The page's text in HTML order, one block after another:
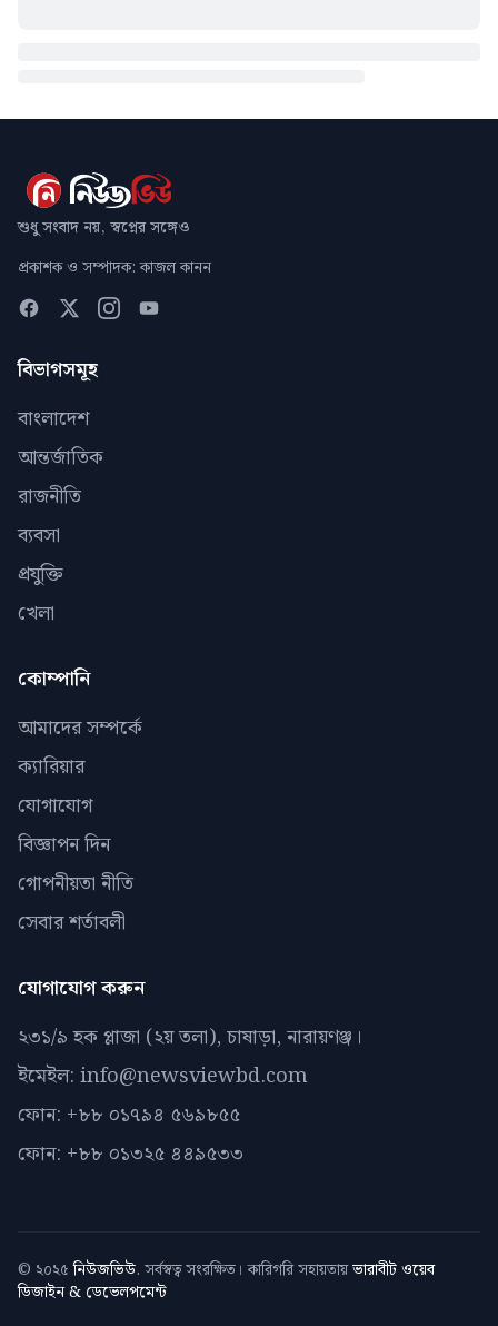
শুধু সংবাদ নয়, স্বপ্নের সঙ্গেও
প্রকাশক ও সম্পাদক: কাজল কানন
বিভাগসমূহ
বাংলাদেশ
আন্তর্জাতিক
রাজনীতি
ব্যবসা
প্রযুক্তি
খেলা
কোম্পানি
আমাদের সম্পর্কে
ক্যারিয়ার
যোগাযোগ
বিজ্ঞাপন দিন
গোপনীয়তা নীতি
সেবার শর্তাবলী
যোগাযোগ করুন
২৩১/৯ হক প্লাজা (২য় তলা), চাষাড়া, নারায়ণঞ্জ।
ইমেইল: info@newsviewbd.com
ফোন: +৮৮ ০১৭৯৪ ৫৬৯৮৫৫
ফোন: +৮৮ ০১৩২৫ ৪৪৯৫৩৩
© ২০২৫ নিউজভিউ. সর্বস্বত্ব সংরক্ষিত। কারিগরি সহায়তায়ভারাবীট ওয়েব
ডিজাইন & ডেভেলপমেন্ট